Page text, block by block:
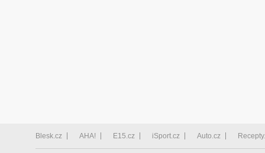
Blesk.cz AHA! E15.cz iSport.cz Auto.cz